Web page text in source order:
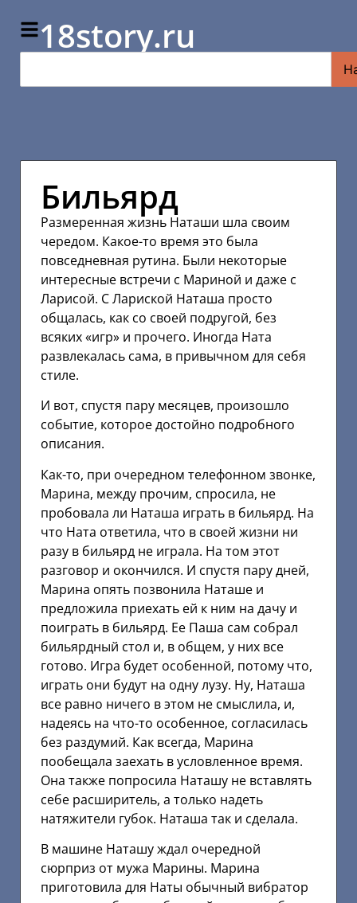
18story.ru
Бильярд
Размеренная жизнь Наташи шла своим
чередом. Какое-то время это была
повседневная рутина. Были некоторые
интересные встречи с Мариной и даже с
Ларисой. С Лариской Наташа просто
общалась, как со своей подругой, без
всяких «игр» и прочего. Иногда Ната
развлекалась сама, в привычном для себя
стиле.
И вот, спустя пару месяцев, произошло
событие, которое достойно подробного
описания.
Как-то, при очередном телефонном звонке,
Марина, между прочим, спросила, не
пробовала ли Наташа играть в бильярд. На
что Ната ответила, что в своей жизни ни
разу в бильярд не играла. На том этот
разговор и окончился. И спустя пару дней,
Марина опять позвонила Наташе и
предложила приехать ей к ним на дачу и
поиграть в бильярд. Ее Паша сам собрал
бильярдный стол и, в общем, у них все
готово. Игра будет особенной, потому что,
играть они будут на одну лузу. Ну, Наташа
все равно ничего в этом не смыслила, и,
надеясь на что-то особенное, согласилась
без раздумий. Как всегда, Марина
пообещала заехать в условленное время.
Она также попросила Наташу не вставлять
себе расширитель, а только надеть
натяжители губок. Наташа так и сделала.
В машине Наташу ждал очередной
сюрприз от мужа Марины. Марина
приготовила для Наты обычный вибратор